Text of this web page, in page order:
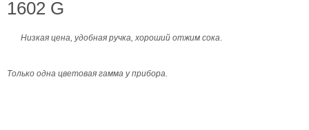
1602 G
Низкая цена, удобная ручка, хороший отжим сока.
Только одна цветовая гамма у прибора.